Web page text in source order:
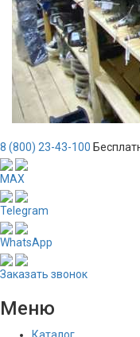
8 (800) 23-43-100
MAX
Telegram
WhatsApp
Заказать звонок
Меню